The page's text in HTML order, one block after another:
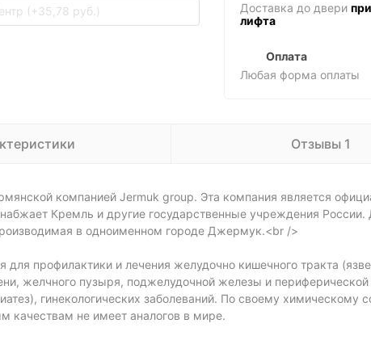
(+35,78 руб.)
Доставка до двери
лифта
Оплата
Любая форма оплаты
Отзывы 1
компанией Jermuk group. Эта компания является
Кремль и другие государственные учреждения
в одноименном городе Джермук.<br />
профилактики и лечения желудочно кишечного тракта
желчного пузыря, поджелудочной железы и
гинекологических заболеваний. По своему химическому
качествам не имеет аналогов в мире.